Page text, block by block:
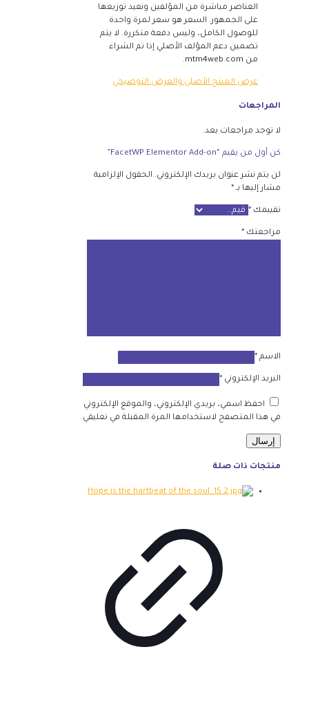
العناصر مباشرة من المؤلفين ونعيد توزيعها
على الجمهور. السعر هو سعر لمرة واحدة
للوصول الكامل، وليس دفعة متكررة. لا يتم
تضمين دعم المؤلف الأصلي إذا تم الشراء
من mtm4web.com.
عرض المنتج الأصلي والعرض التوضيحي
المراجعات
لا توجد مراجعات بعد.
كن أول من يقيم “FacetWP Elementor Add-on”
لن يتم نشر عنوان بريدك الإلكتروني.
الحقول الإلزامية
مشار إليها بـ *
تقييمك *
مراجعتك *
الاسم *
البريد الإلكتروني *
احفظ اسمي، بريدي الإلكتروني، والموقع الإلكتروني
في هذا المتصفح لاستخدامها المرة المقبلة في تعليقي.
منتجات ذات صلة